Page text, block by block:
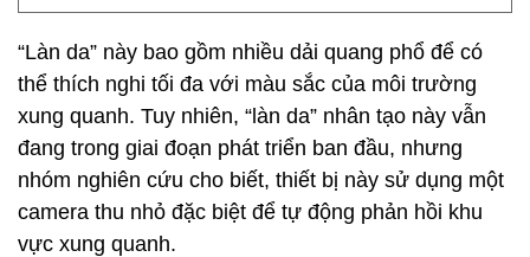
“Làn da” này bao gồm nhiều dải quang phổ để có
thể thích nghi tối đa với màu sắc của môi trường
xung quanh. Tuy nhiên, “làn da” nhân tạo này vẫn
đang trong giai đoạn phát triển ban đầu, nhưng
nhóm nghiên cứu cho biết, thiết bị này sử dụng một
camera thu nhỏ đặc biệt để tự động phản hồi khu
vực xung quanh.